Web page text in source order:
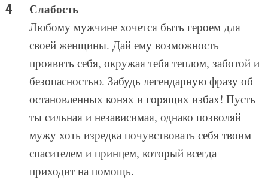
Слабость
Любому мужчине хочется быть героем для
своей женщины. Дай ему возможность
проявить себя, окружая тебя теплом, заботой и
безопасностью. Забудь легендарную фразу об
остановленных конях и горящих избах! Пусть
ты сильная и независимая, однако позволяй
мужу хоть изредка почувствовать себя твоим
спасителем и принцем, который всегда
приходит на помощь.